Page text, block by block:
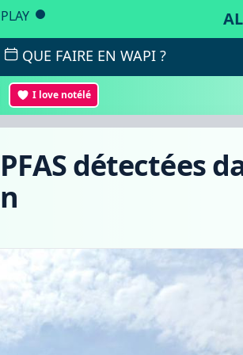
QUE FAIRE EN WAPI ?
I love notélé
détectées